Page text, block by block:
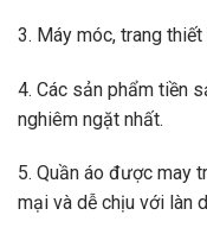
3. Máy móc, trang
4. Các sản phẩm tiền
nghiêm ngặt nhất.
5. Quần áo được may
mại và dễ chịu với làn